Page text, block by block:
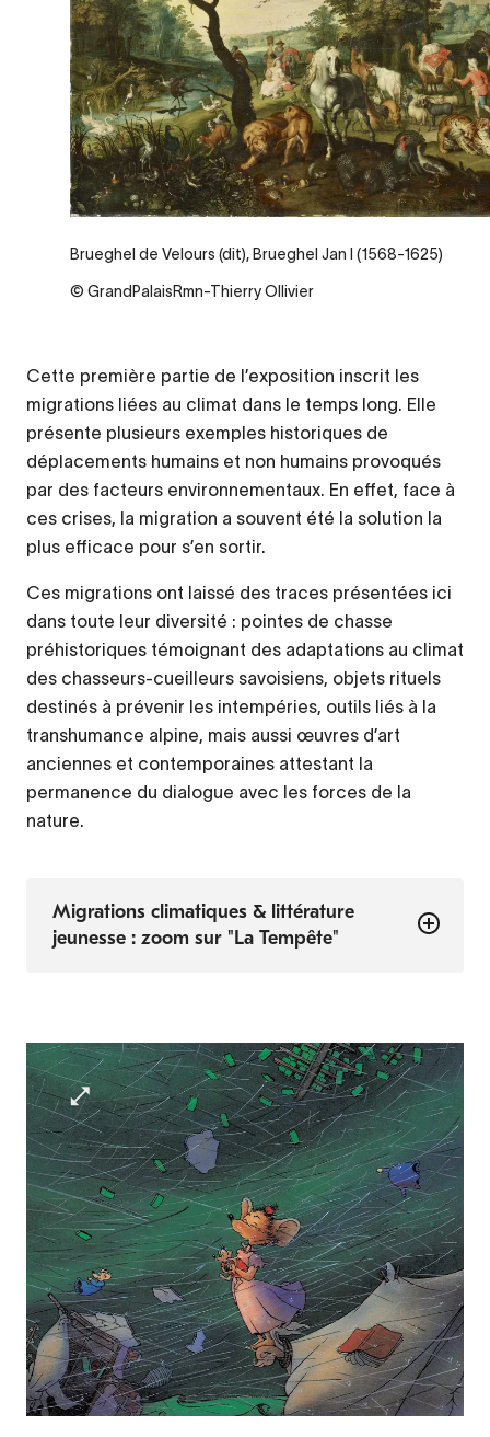
Brueghel de Velours (dit), Brueghel Jan I (1568-1625)
© GrandPalaisRmn-Thierry Ollivier
Cette première partie de l’exposition inscrit les
migrations liées au climat dans le temps long. Elle
présente plusieurs exemples historiques de
déplacements humains et non humains provoqués
par des facteurs environnementaux. En effet, face à
ces crises, la migration a souvent été la solution la
plus efficace pour s’en sortir.
Ces migrations ont laissé des traces présentées ici
dans toute leur diversité : pointes de chasse
préhistoriques témoignant des adaptations au climat
des chasseurs-cueilleurs savoisiens, objets rituels
destinés à prévenir les intempéries, outils liés à la
transhumance alpine, mais aussi œuvres d’art
anciennes et contemporaines attestant la
permanence du dialogue avec les forces de la
nature.
Migrations climatiques & littérature
jeunesse : zoom sur "La Tempête"